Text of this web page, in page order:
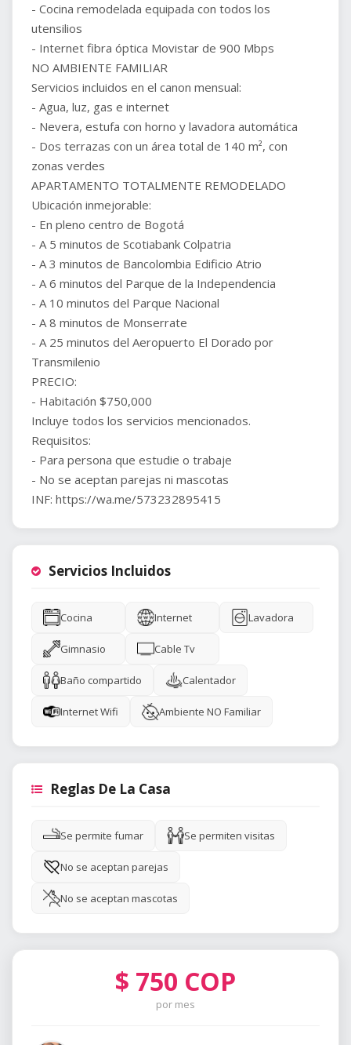
- Cocina remodelada equipada con todos los
utensilios
- Internet fibra óptica Movistar de 900 Mbps
NO AMBIENTE FAMILIAR
Servicios incluidos en el canon mensual:
- Agua, luz, gas e internet
- Nevera, estufa con horno y lavadora automática
- Dos terrazas con un área total de 140 m², con
zonas verdes
APARTAMENTO TOTALMENTE REMODELADO
Ubicación inmejorable:
- En pleno centro de Bogotá
- A 5 minutos de Scotiabank Colpatria
- A 3 minutos de Bancolombia Edificio Atrio
- A 6 minutos del Parque de la Independencia
- A 10 minutos del Parque Nacional
- A 8 minutos de Monserrate
- A 25 minutos del Aeropuerto El Dorado por
Transmilenio
PRECIO:
- Habitación $750,000
Incluye todos los servicios mencionados.
Requisitos:
- Para persona que estudie o trabaje
- No se aceptan parejas ni mascotas
INF: https://wa.me/573232895415
Servicios Incluidos
Cocina Internet Lavadora
Gimnasio Cable Tv
Baño compartido Calentador
Internet Wifi Ambiente NO Familiar
Reglas De La Casa
Se permite fumar Se permiten visitas
No se aceptan parejas
No se aceptan mascotas
$ 750 COP
por mes